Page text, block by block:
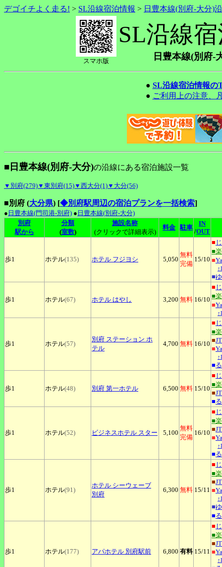
デゴイチよく走る! > SL沿線宿泊情報 > 日豊本線(別府-大分)
スマホ版
SL沿線
日豊本線(別府-
● SL沿線宿泊情報の
● ご利用上の注意、
■日豊本線(別府-大分)の沿線にある宿泊施設一覧
▼別府(279)▼東別府(15)▼西大分(1)▼大分(56)
■別府 (大分県) [◆別府駅周辺の宿泊プランを一括検索]
● 日豊本線(門司港-別府) ● 日豊本線(別府-大分)
別府
駅から
分類
(室数)
施設名称
(クリックで詳細表示)
料金 駐車
IN
/OUT
歩1 ホテル(135) ホテル フジヨシ 5,050
無料
完備
15/10
■
■
■
■
歩1 ホテル(67) ホテル はやし 3,200 無料 16/10
■
■
■
歩1 ホテル(57)
別府 ステーション ホ
テル
4,700 無料 16/10
■
■
■
■
■
歩1 ホテル(48) 別府 第一ホテル 6,500 無料 15/10
■
■
■
■
歩1 ホテル(52) ビジネスホテル スター 5,100
無料
完備
16/10
■
■
■
■
■
歩1 ホテル(91)
ホテル シーウェーブ
別府
6,300 無料 15/11
■
■
■
■
■
■
歩1 ホテル(177) アパホテル 別府駅前 6,800 有料 15/11
■
■
■
■